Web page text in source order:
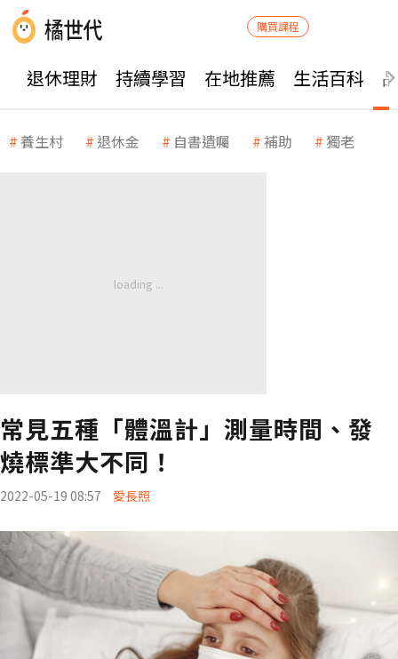
購買課程
退休理財 持續學習 在地推薦 生活百科
養生村 退休金 自書遺囑 補助 獨老
常見五種「體溫計」測量時間、發
燒標準大不同！
2022-05-19 08:57 愛長照